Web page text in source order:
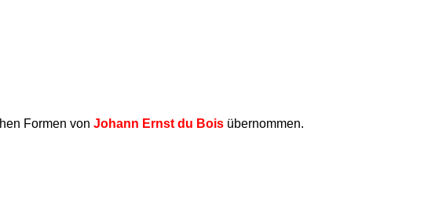
Formen von Johann Ernst du Bois übernommen.